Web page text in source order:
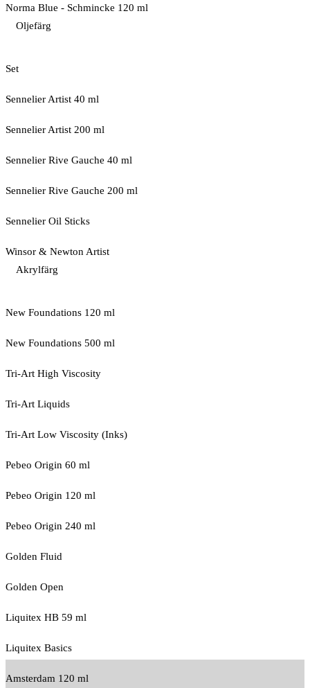
Norma Blue - Schmincke 120 ml
Oljefärg
Set
Sennelier Artist 40 ml
Sennelier Artist 200 ml
Sennelier Rive Gauche 40 ml
Sennelier Rive Gauche 200 ml
Sennelier Oil Sticks
Winsor & Newton Artist
Akrylfärg
New Foundations 120 ml
New Foundations 500 ml
Tri-Art High Viscosity
Tri-Art Liquids
Tri-Art Low Viscosity (Inks)
Pebeo Origin 60 ml
Pebeo Origin 120 ml
Pebeo Origin 240 ml
Golden Fluid
Golden Open
Liquitex HB 59 ml
Liquitex Basics
Amsterdam 120 ml